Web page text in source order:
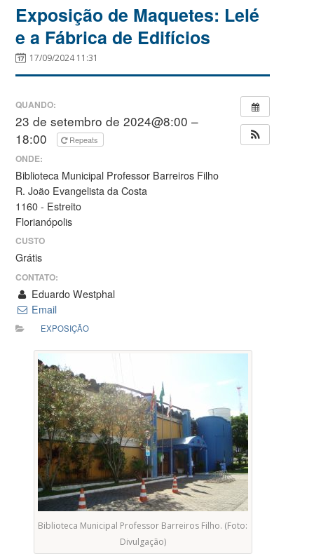
Exposição de Maquetes: Lelé
e a Fábrica de Edifícios
17/09/2024 11:31
QUANDO:
23 de setembro de 2024@8:00 –
18:00
Repeats
ONDE:
Biblioteca Municipal Professor Barreiros Filho
R. João Evangelista da Costa
1160 - Estreito
Florianópolis
CUSTO
Grátis
CONTATO:
Eduardo Westphal
Email
EXPOSIÇÃO
Biblioteca Municipal Professor Barreiros Filho. (Foto:
Divulgação)